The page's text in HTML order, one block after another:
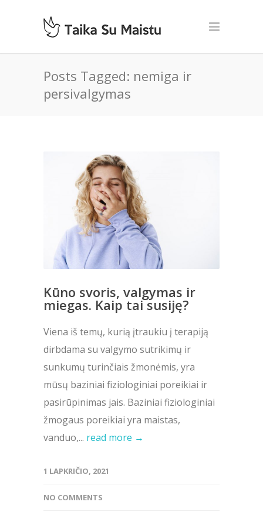
Posts Tagged: nemiga ir
persivalgymas
Kūno svoris, valgymas ir
miegas. Kaip tai susiję?
Viena iš temų, kurią įtraukiu į terapiją
dirbdama su valgymo sutrikimų ir
sunkumų turinčiais žmonėmis, yra
mūsų baziniai fiziologiniai poreikiai ir
pasirūpinimas jais. Baziniai fiziologiniai
žmogaus poreikiai yra maistas,
vanduo,... read more →
1 LAPKRIČIO, 2021
NO COMMENTS